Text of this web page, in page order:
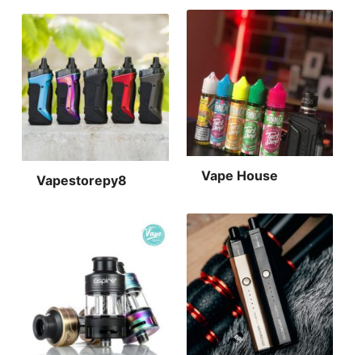
Vape House
Vapestorepy8